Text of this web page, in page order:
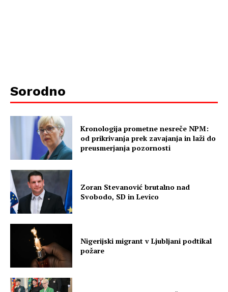
Sorodno
Kronologija prometne nesreče NPM:
od prikrivanja prek zavajanja in laži do
preusmerjanja pozornosti
Zoran Stevanović brutalno nad
Svobodo, SD in Levico
Nigerijski migrant v Ljubljani podtikal
požare